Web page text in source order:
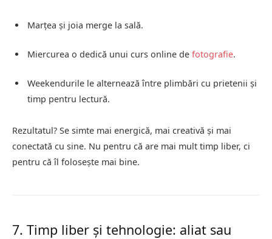
Marțea și joia merge la sală.
Miercurea o dedică unui curs online de fotografie.
Weekendurile le alternează între plimbări cu prietenii și
timp pentru lectură.
Rezultatul? Se simte mai energică, mai creativă și mai
conectată cu sine. Nu pentru că are mai mult timp liber, ci
pentru că îl folosește mai bine.
7. Timp liber și tehnologie: aliat sau